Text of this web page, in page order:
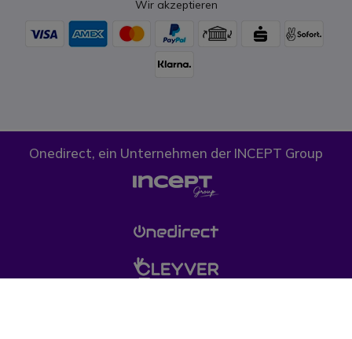
Wir akzeptieren
Onedirect, ein Unternehmen der INCEPT Group